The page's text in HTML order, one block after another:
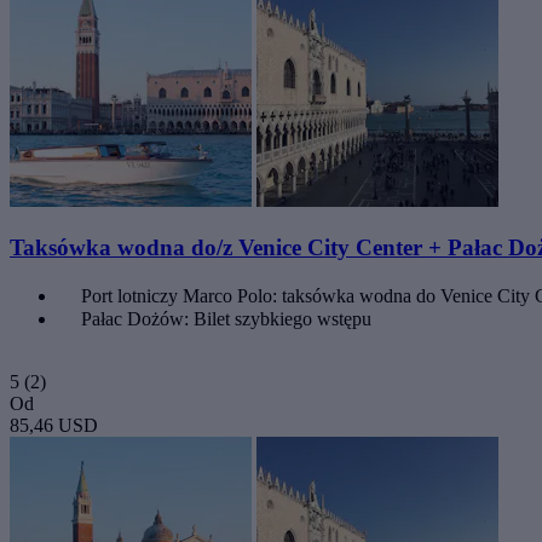
Taksówka wodna do/z Venice City Center + Pałac
Port lotniczy Marco Polo: taksówka wodna do Venice City
Pałac Dożów: Bilet szybkiego wstępu
5 (2)
Od
85,46 USD